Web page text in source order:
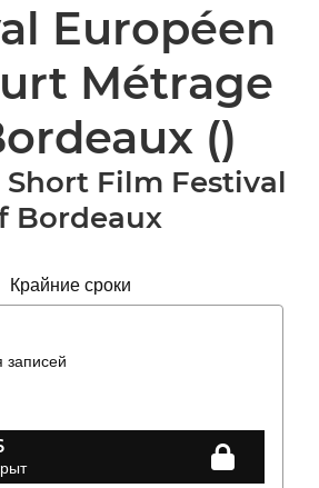
Européen
Métrage
()
Film Festival
Bordeaux
Крайние сроки
записей